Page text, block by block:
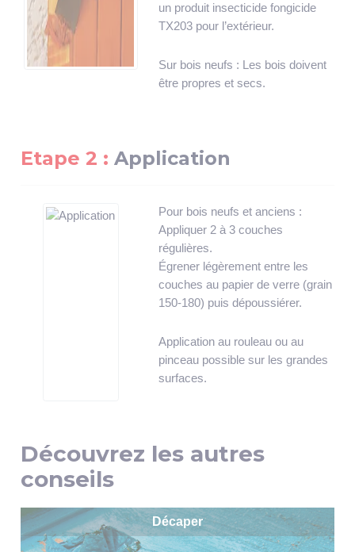
un produit insecticide fongicide
TX203 pour l’extérieur.
Sur bois neufs : Les bois doivent
être propres et secs.
Etape 2 : Application
Pour bois neufs et anciens :
Appliquer 2 à 3 couches
régulières.
Égrener légèrement entre les
couches au papier de verre (grain
150-180) puis dépoussiérer.
Application au rouleau ou au
pinceau possible sur les grandes
surfaces.
Découvrez les autres
conseils
Décaper